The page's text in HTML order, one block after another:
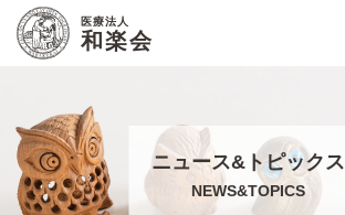
医療法人
和楽会
ニュース&トピックス
NEWS&TOPICS